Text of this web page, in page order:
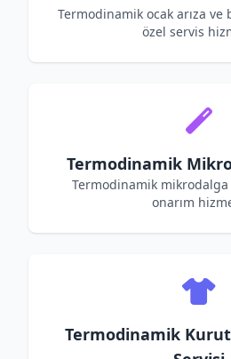
Termodinamik ocak arıza ve
özel servis
Termodinamik
Termodinamik mikrodalga
onarım
Termodinamik